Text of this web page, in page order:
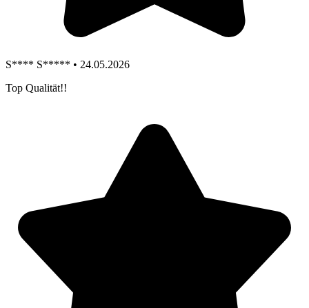
S**** S***** • 24.05.2026
Top Qualität!!